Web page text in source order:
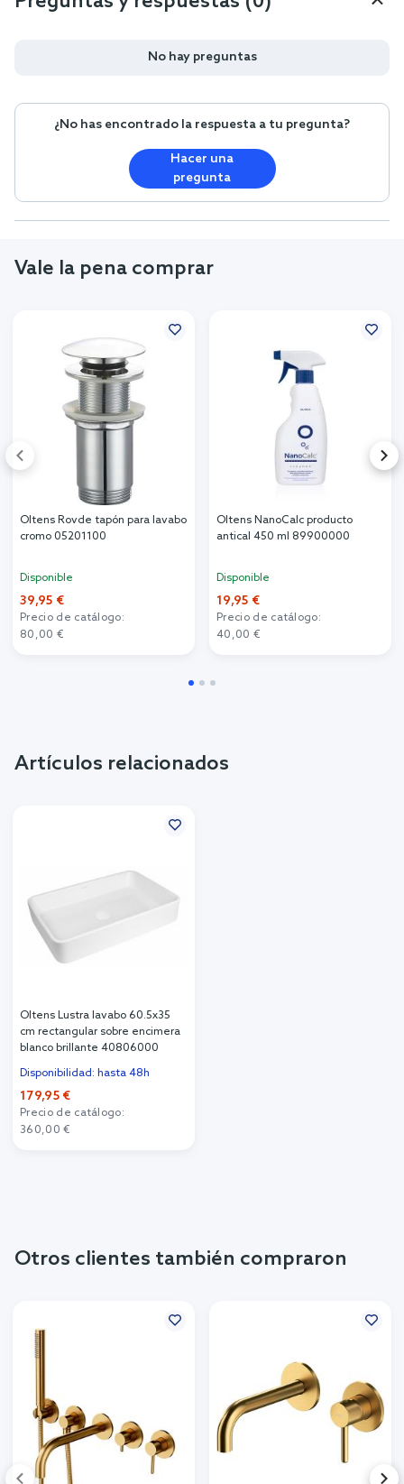
No hay preguntas
¿No has encontrado la respuesta a tu pregunta?
Hacer una
pregunta
Vale la pena comprar
Oltens Rovde tapón para lavabo
cromo 05201100
Disponible
39,95 €
Precio de catálogo:
80,00 €
Oltens NanoCalc producto
antical 450 ml 89900000
Disponible
19,95 €
Precio de catálogo:
40,00 €
Artículos relacionados
Oltens Lustra lavabo 60.5x35
cm rectangular sobre encimera
blanco brillante 40806000
Disponibilidad: hasta 48h
179,95 €
Precio de catálogo:
360,00 €
Otros clientes también compraron